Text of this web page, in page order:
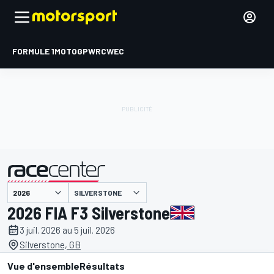
FORMULE 1MOTOGPWRCWEC
présenté par SILVERSTONE
2026 FIA F3 Silverstone
3 juil. 2026 au 5 juil. 2026
Silverstone, GB
Vue d'ensembleRésultats